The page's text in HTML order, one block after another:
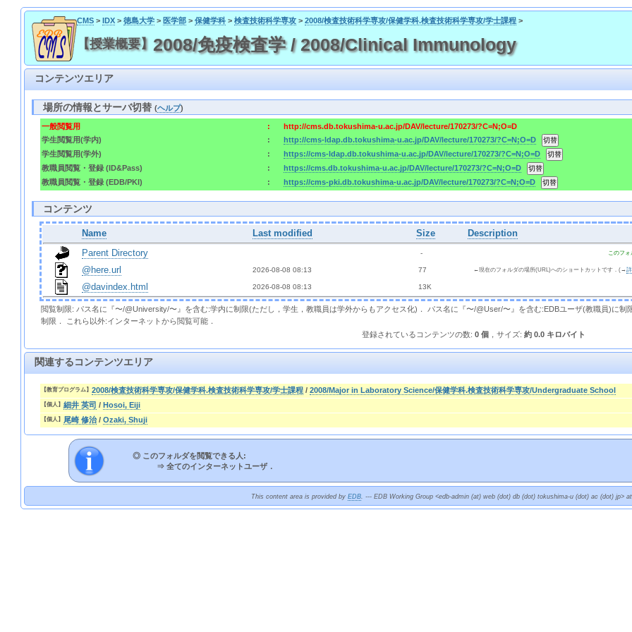
CMS> IDX> 徳島大学> 医学部> 保健学科> 検査技術科学専攻> 2008/検査技術科学専攻/保健学科.検査技術科学専攻/学士課程>
【授業概要】 2008/免疫検査学 / 2008/Clinical Immunology
コンテンツエリア
場所の情報とサーバ切替(ヘルプ)
一般閲覧用 :
http://cms.db.tokushima-u.ac.jp/DAV/lecture/170273/?C=N;O=D
学生閲覧用(学内)
:
http://cms-ldap.db.tokushima-u.ac.jp/DAV/lecture/170273/?C=N;O=D
学生閲覧用(学外)
:
https://cms-ldap.db.tokushima-u.ac.jp/DAV/lecture/170273/?C=N;O=D
教職員閲覧・登録 (ID&Pass)
:
https://cms.db.tokushima-u.ac.jp/DAV/lecture/170273/?C=N;O=D
教職員閲覧・登録 (EDB/PKI)
: https://cms-pki.db.tokushima-u.ac.jp/DAV/lecture/170273/?C=N;O=D
コンテンツ
Name Last modified Size
Description
Parent Directory
  -
このフ
@here.url 2026-08-08 08:13 77 ←現在のフォルダの場所(URL)へのショートカットです．(→
@davindex.html 2026-08-08 08:13 13K
閲覧制限: パス名に『〜/@University/〜』を含む:学内に制限(ただし，学生，教職員は学外からもアクセス化)． パス名に『〜/@User/〜』を含む:EDBユーザ(教職員)に
制限． これら以外:インターネットから閲覧可能．
登録されているコンテンツの数:0 個 ，サイズ:約 0.0 キロバイト
関連するコンテンツエリア
【教育プログラム】2008/検査技術科学専攻/保健学科.検査技術科学専攻/学士課程 /2008/Major in Laboratory Science/保健学科.検査技術科学専攻/Undergraduate School
【個人】細井 英司 /Hosoi, Eiji
【個人】 尾崎 修治/Ozaki, Shuji
◎ このフォルダを閲覧できる人:
⇒全てのインターネットユーザ．
This content area is provided byEDB. --- EDB Working Group <edb-admin (at) web (dot) db (dot) tokushima-u (dot) ac (dot) jp>